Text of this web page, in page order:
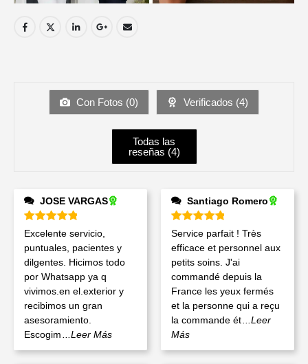
Con Fotos (0) Verificados (4)
Todas las
reseñas (4)
JOSE VARGAS
Valorado en 5 de 5
Excelente servicio,
puntuales, pacientes y
dilgentes. Hicimos todo
por Whatsapp ya q
vivimos.en el.exterior y
recibimos un gran
asesoramiento.
Escogim
...Leer Más
Santiago Romero
Valorado en5de 5
Service parfait ! Très
efficace et personnel aux
petits soins. J'ai
commandé depuis la
France les yeux fermés
et la personne qui a reçu
la commande ét
...Leer
Más